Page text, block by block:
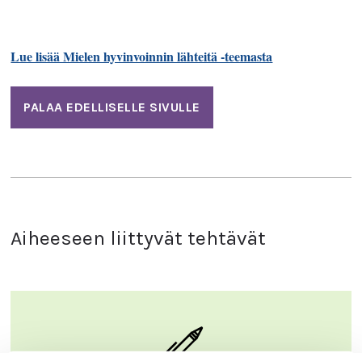
Lue lisää Mielen hyvinvoinnin lähteitä -teemasta
PALAA EDELLISELLE SIVULLE
Aiheeseen liittyvät tehtävät